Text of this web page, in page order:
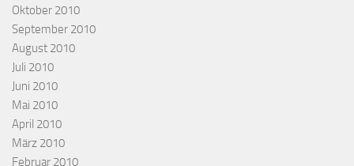
Oktober 2010
September 2010
August 2010
Juli 2010
Juni 2010
Mai 2010
April 2010
März 2010
Februar 2010